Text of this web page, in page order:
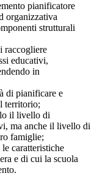
pianificatore
organizzativa
strutturali
raccogliere
educativi,
in
di pianificare e
territorio;
il livello di
ma anche il livello di
famiglie;
caratteristiche
e di cui la scuola